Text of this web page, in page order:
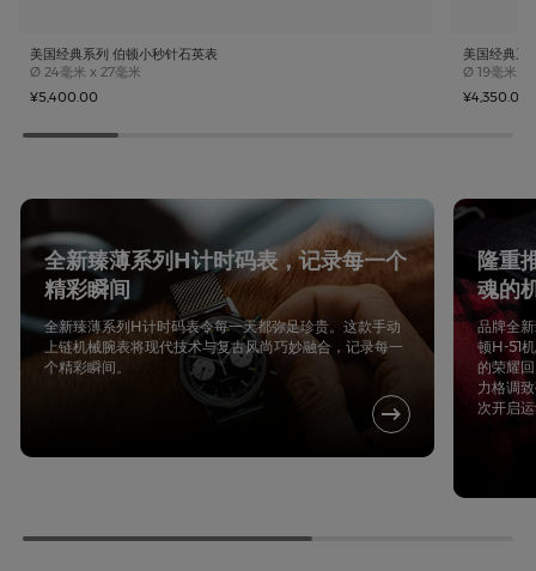
美国经典系列 伯顿小秒针石英表
Ø Case size
24毫米 x 27毫米
¥5,400.00
美国经典系
Ø Case size
19毫米 x
¥4,350.00
全新臻薄系列H计时码表，记录每一个
精彩瞬间
全新臻薄系列H计时码表令每一天都弥足珍贵。这款手动
上链机械腕表将现代技术与复古风尚巧妙融合，记录每一
个精彩瞬间。
隆重
魂的
品牌全
顿H-51
的荣耀
力格调
次开启